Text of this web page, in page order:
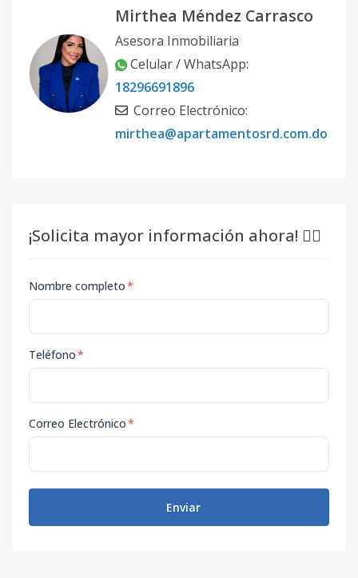
Mirthea Méndez Carrasco
Asesora Inmobiliaria
Celular / WhatsApp:
18296691896
Correo Electrónico:
mirthea@apartamentosrd.com.do
¡Solicita mayor información ahora! 👇🏽
Nombre completo*
Teléfono*
Correo Electrónico*
Enviar